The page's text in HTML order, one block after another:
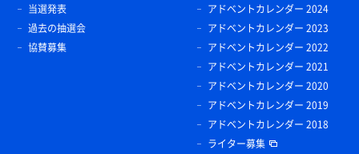
当選発表
過去の抽選会
協賛募集
アドベントカレンダー 2024
アドベントカレンダー 2023
アドベントカレンダー 2022
アドベントカレンダー 2021
アドベントカレンダー 2020
アドベントカレンダー 2019
アドベントカレンダー 2018
ライター募集